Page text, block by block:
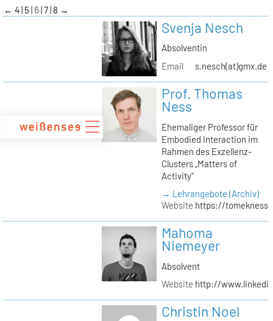
zum
Inhalt
← 4 5 6 7 8 →
Svenja Nesch
Absolventin
Email
s.nesch(at)gmx.de
Prof. Thomas
Ness
Ehemaliger Professor für
Embodied Interaction im
Rahmen des Exzellenz-
Clusters „Matters of
Activity"
→ Lehrangebote (Archiv)
Website https://
Mahoma
Niemeyer
Absolvent
Website http://
Christin Noel